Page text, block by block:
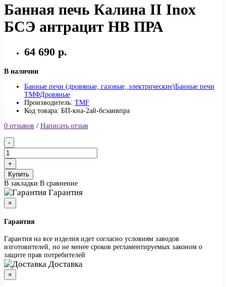
Банная печь Калина II Inox
БСЭ антрацит НВ ПРА
64 690 р.
В наличии
Банные печи (дровяные, газовые, электрические)Банные печи
ТМФДровяные
Производитель: TMF
Код товара: БП-кна-2ай-бсэанвпра
0 отзывов / Написать отзыв
Купить
В закладки В сравнение
Гарантия
×
Гарантия
Гарантия на все изделия идет согласно условиям заводов
изготовителей, но не менее сроков регламентируемых законом о
защите прав потребителей
Доставка
×